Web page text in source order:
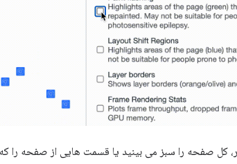
کل صفحه را سبز می بینید یا قسمت هایی از صفحه را که